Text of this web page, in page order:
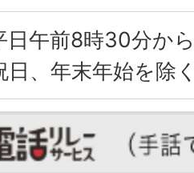
日午前8時30分か
日、年末年始を除